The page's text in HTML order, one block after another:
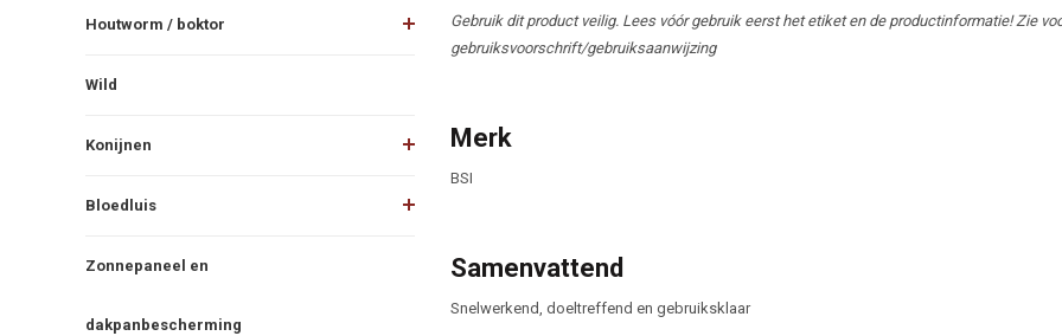
Houtworm / boktor
Wild
Konijnen
Bloedluis
Zonnepaneel en
dakpanbescherming
Gebruik dit product veilig. Lees vóór gebruik eerst het etiket en de productinformatie! Zie
gebruiksvoorschrift/gebruiksaanwijzing
Merk
BSI
Samenvattend
Snelwerkend, doeltreffend en gebruiksklaar